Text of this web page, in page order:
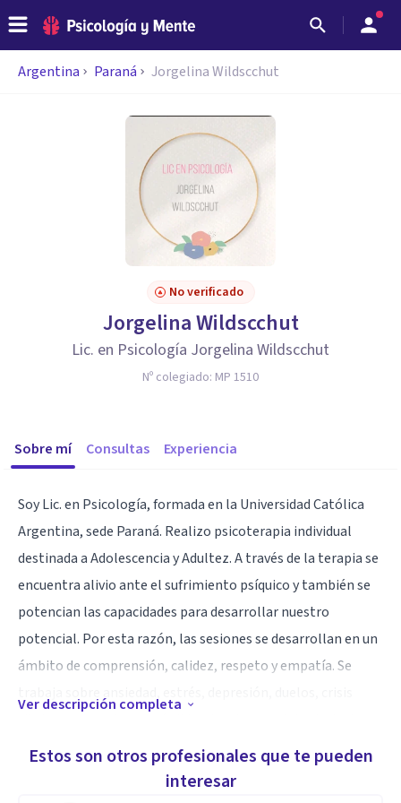
Argentina Paraná Jorgelina Wildscchut
No verificado
Jorgelina Wildscchut
Lic. en Psicología Jorgelina Wildscchut
Nº colegiado: MP 1510
Sobre mí Consultas Experiencia
Soy Lic. en Psicología, formada en la Universidad Católica
Argentina, sede Paraná. Realizo psicoterapia individual
destinada a Adolescencia y Adultez. A través de la terapia se
encuentra alivio ante el sufrimiento psíquico y también se
potencian las capacidades para desarrollar nuestro
potencial. Por esta razón, las sesiones se desarrollan en un
ámbito de comprensión, calidez, respeto y empatía. Se
ánimo, dificultades que impiden el logro de metas. También
se potencia la inteligencia emocional (interpersonal-
Ver descripción completa
Estos son otros profesionales que te pueden
interesar